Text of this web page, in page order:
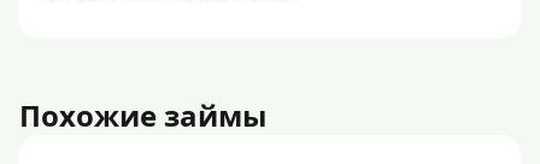
Похожие займы